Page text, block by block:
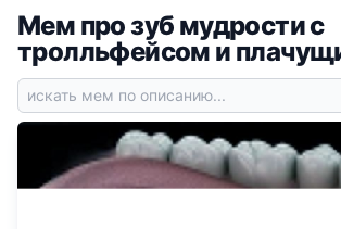
Мем про зуб мудрости с
тролльфейсом и